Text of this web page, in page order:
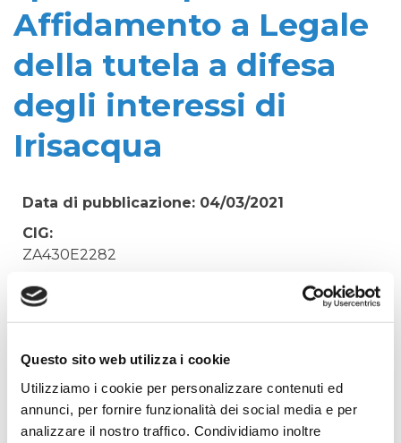
Questo sito web utilizza i cookie
Utilizziamo i cookie per personalizzare contenuti ed
annunci, per fornire funzionalità dei social media e per
analizzare il nostro traffico. Condividiamo inoltre
Affidamento a Legale
della tutela a difesa
degli interessi di
Irisacqua
Data di pubblicazione: 04/03/2021
CIG:
ZA430E2282
Struttura proponente:
'Irisacqua srl P.I./C.F. 01070220312. - Ufficio
Tecnico
Oggetto:
Vertenza V.T.E. spa/Irisacqua. Affidamento a
Legale della tutela a difesa degli interessi di
Irisacqua